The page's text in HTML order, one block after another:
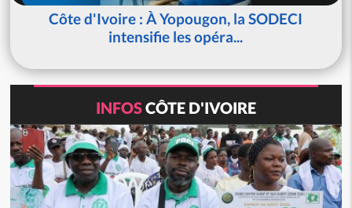
Côte d'Ivoire : À Yopougon, la SODECI
intensifie les opéra...
INFOSCÔTE D'IVOIRE